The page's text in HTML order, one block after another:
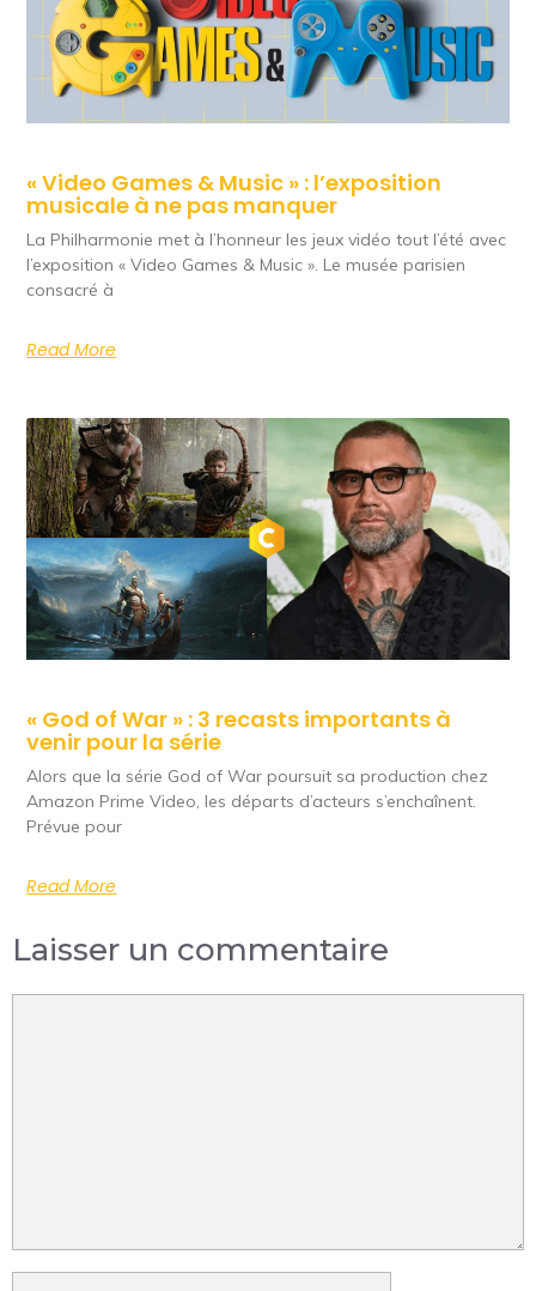
« Video Games & Music » : l’exposition
musicale à ne pas manquer
La Philharmonie met à l’honneur les jeux vidéo tout l’été avec
l’exposition « Video Games & Music ». Le musée parisien
consacré à
Read More
« God of War » : 3 recasts importants à
venir pour la série
Alors que la série God of War poursuit sa production chez
Amazon Prime Video, les départs d’acteurs s’enchaînent.
Prévue pour
Read More
Laisser un commentaire